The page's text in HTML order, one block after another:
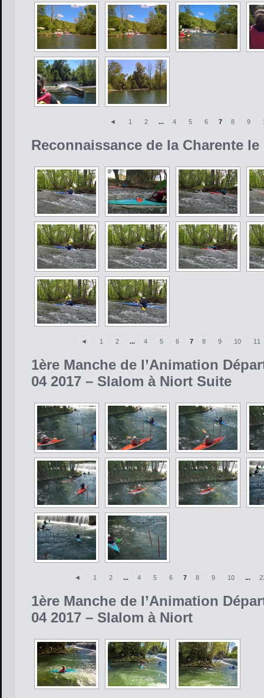
◄ 1 2 ... 4 5 6 7 8 9
Reconnaissance de la Charente le
◄ 1 2 ... 4 5 6 7 8 9 10 11
1ère Manche de l’Animation
04 2017 – Slalom à Niort Suite
◄ 1 2 ... 4 5 6 7 8 9 10 ...
1ère Manche de l’Animation
04 2017 – Slalom à Niort